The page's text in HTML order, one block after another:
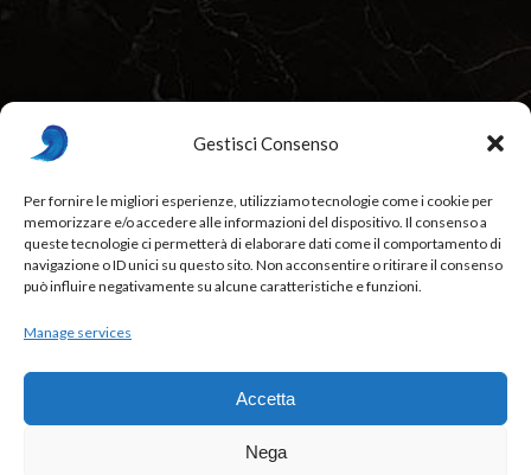
Gestisci Consenso
Per fornire le migliori esperienze, utilizziamo tecnologie come i cookie per
memorizzare e/o accedere alle informazioni del dispositivo. Il consenso a
queste tecnologie ci permetterà di elaborare dati come il comportamento di
navigazione o ID unici su questo sito. Non acconsentire o ritirare il consenso
può influire negativamente su alcune caratteristiche e funzioni.
Manage services
Accetta
Nega
Beurré Restaurant & Fine Dining, Bordeaux, France
88841 - Italy,012 34 567,beurre@example.com